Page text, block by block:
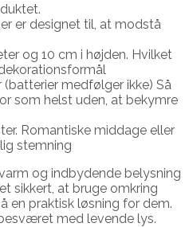
er designet til, at modstå
og 10 cm i højden. Hvilket
medfølger ikke) Så
som helst uden, at bekymre
Romantiske middage eller
stemning
og indbydende belysning
sikkert, at bruge omkring
en praktisk løsning for dem.
med levende lys.